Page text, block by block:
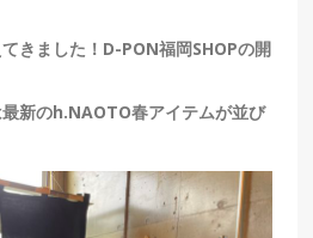
きました！D-PON福岡SHOPの開
新のh.NAOTO春アイテムが並び